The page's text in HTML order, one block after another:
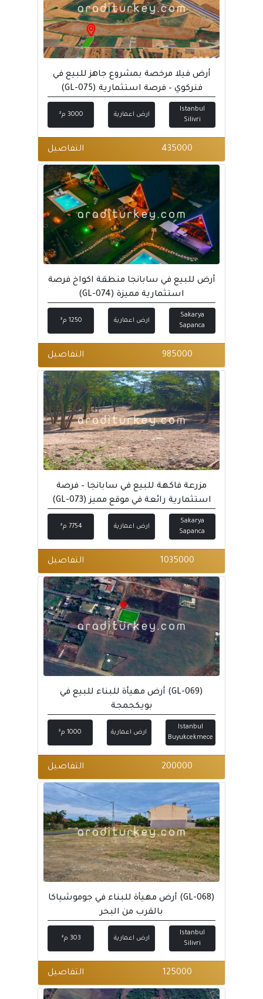
أرض فيلا مرخصة بمشروع جاهز للبيع في
فنركوي – فرصة استثمارية (GL-075)
Istanbul
Silivri
ارض اعمارية 3000 م²
435000 التفاصيل
أرض للبيع في سابانجا منطقة اكواخ فرصة
استثمارية مميزة (GL-074)
Sakarya
Sapanca
ارض اعمارية 1250 م²
985000 التفاصيل
مزرعة فاكهة للبيع في سابانجا – فرصة
استثمارية رائعة في موقع مميز (GL-073)
Sakarya
Sapanca
ارض اعمارية 7754 م²
1035000 التفاصيل
(GL-069) أرض مهيأة للبناء للبيع في
بويكجمجة
Istanbul
Buyukcekmece
ارض اعمارية 1000 م²
200000 التفاصيل
(GL-068) أرض مهيأة للبناء في جوموشياكا
بالقرب من البحر
Istanbul
Silivri
ارض اعمارية 303 م²
125000 التفاصيل